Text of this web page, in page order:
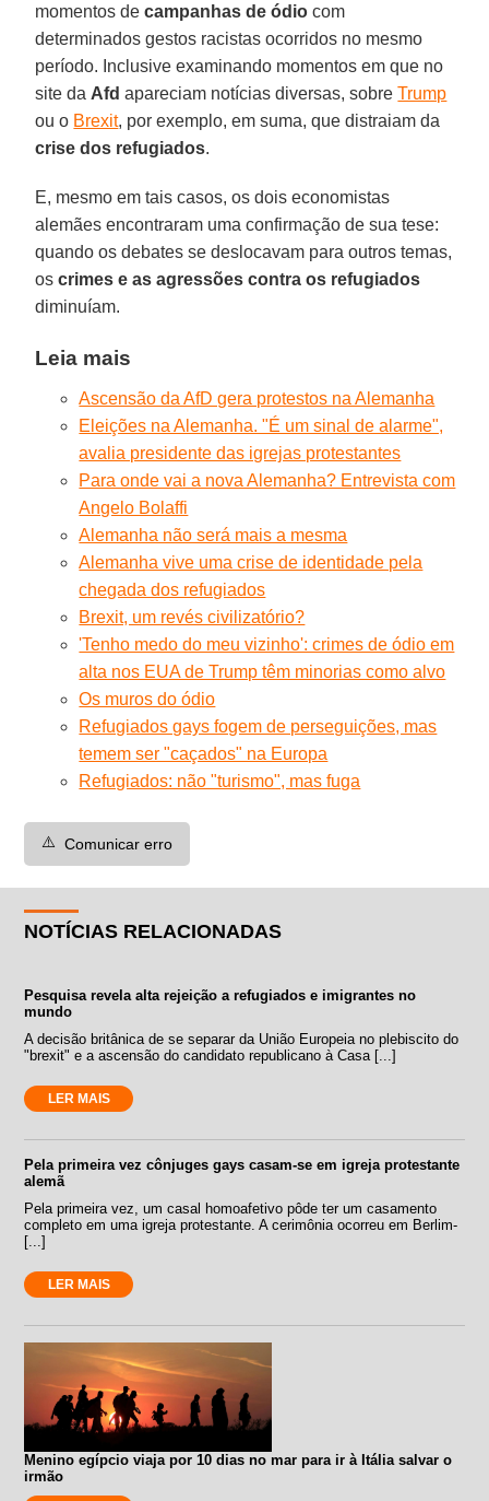
momentos decampanhas de ódio com
determinados gestos racistas ocorridos no mesmo
período. Inclusive examinando momentos em que no
site da Afd apareciam notícias diversas, sobreTrump
ou o Brexit, por exemplo, em suma, que distraiam da
crise dos refugiados.
E, mesmo em tais casos, os dois economistas
alemães encontraram uma confirmação de sua tese:
quando os debates se deslocavam para outros temas,
oscrimes e as agressões contra os refugiados
diminuíam.
Leia mais
Ascensão da AfD gera protestos na Alemanha
Eleições na Alemanha. "É um sinal de alarme",
avalia presidente das igrejas protestantes
Para onde vai a nova Alemanha? Entrevista com
Angelo Bolaffi
Alemanha não será mais a mesma
Alemanha vive uma crise de identidade pela
chegada dos refugiados
Brexit, um revés civilizatório?
'Tenho medo do meu vizinho': crimes de ódio em
alta nos EUA de Trump têm minorias como alvo
Os muros do ódio
Refugiados gays fogem de perseguições, mas
temem ser "caçados" na Europa
Refugiados: não "turismo", mas fuga
⚠️ Comunicar erro
NOTÍCIAS RELACIONADAS
Pesquisa revela alta rejeição a refugiados e imigrantes no
mundo
A decisão britânica de se separar da União Europeia no plebiscito do
"brexit" e a ascensão do candidato republicano à Casa [...]
LER MAIS
Pela primeira vez cônjuges gays casam-se em igreja protestante
alemã
Pela primeira vez, um casal homoafetivo pôde ter um casamento
completo em uma igreja protestante. A cerimônia ocorreu em Berlim-
[...]
LER MAIS
Menino egípcio viaja por 10 dias no mar para ir à Itália salvar o
irmão